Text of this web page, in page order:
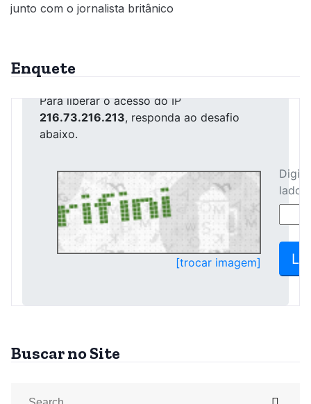
junto com o jornalista britânico
Enquete
Buscar no Site